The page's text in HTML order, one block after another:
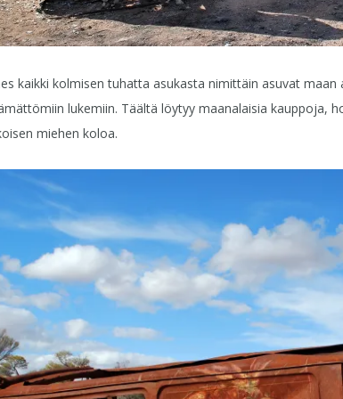
kaikki kolmisen tuhatta asukasta nimittäin asuvat
lukemiin. Täältä löytyy maanalaisia kauppoja,
miehen koloa.